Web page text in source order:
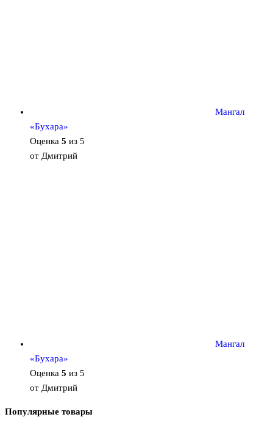
Мангал
«Бухара»
Оценка 5 из 5
от Дмитрий
Мангал
«Бухара»
Оценка 5 из 5
от Дмитрий
Популярные товары